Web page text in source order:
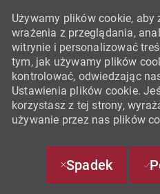
Używamy plików cookie, aby
wrażenia z przeglądania,
witrynie i personalizować
tym, jak używamy plików
kontrolować, odwiedzając
Ustawienia plików cookie.
korzystasz z tej strony,
używanie przez nas plików
Spadek